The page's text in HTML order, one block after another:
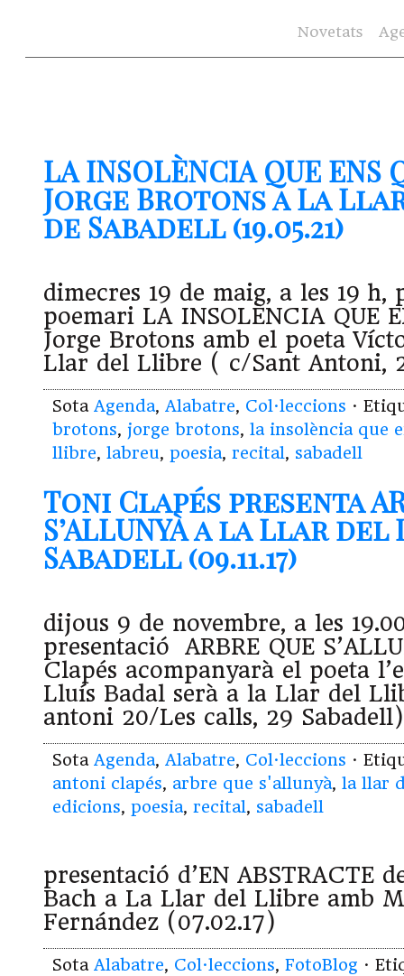
Novetats
LA INSOLÈNCIA QUE ENS
Jorge Brotons a La
de Sabadell (19.05.21)
dimecres 19 de maig, a les 19 h,
poemari LA INSOLÈNCIA QUE
Jorge Brotons amb el poeta
Llar del Llibre ( c/Sant Antoni,
Sota Agenda, Alabatre, Col·leccions ·
brotons, jorge brotons, la insolència que
llibre, labreu, poesia, recital, sabadell
Toni Clapés presenta
S’ALLUNYÀ a la Llar
Sabadell (09.11.17)
dijous 9 de novembre, a les
presentació ARBRE QUE
Clapés acompanyarà el poeta
Lluís Badal serà a la Llar del
antoni 20/Les calls, 29 Sabadell)
Sota Agenda, Alabatre, Col·leccions ·
antoni clapés, arbre que s'allunyà, la llar
edicions, poesia, recital, sabadell
presentació d’EN ABSTRACTE
Bach a La Llar del Llibre amb
Fernández (07.02.17)
Sota Alabatre, Col·leccions, FotoBlog ·